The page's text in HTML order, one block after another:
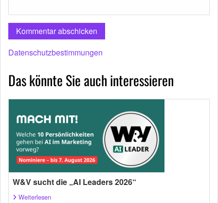
Datenschutzbestimmungen
Das könnte Sie auch interessieren
W&V sucht die „AI Leaders 2026“
Weiterlesen